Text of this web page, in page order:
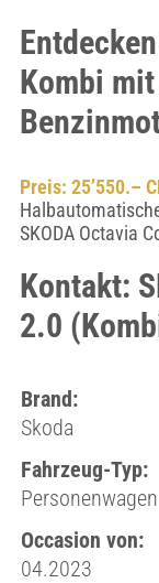
Kombi
Preis: 25’550.–
SKODA Octavia
Kontakt:
2.0
Brand:
Skoda
Fahrzeug-Typ:
Personenwagen
Occasion von:
04.2023